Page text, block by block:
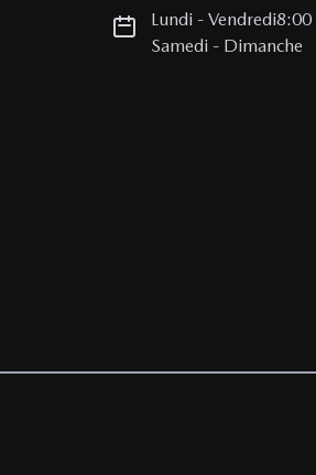
Lundi -Vendredi8:00
Samedi - Dimanche